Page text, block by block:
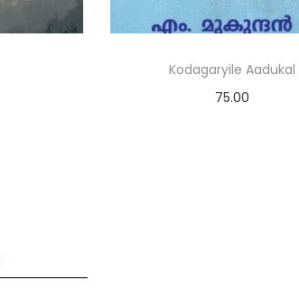
Kodagaryile Aadukal
75.00